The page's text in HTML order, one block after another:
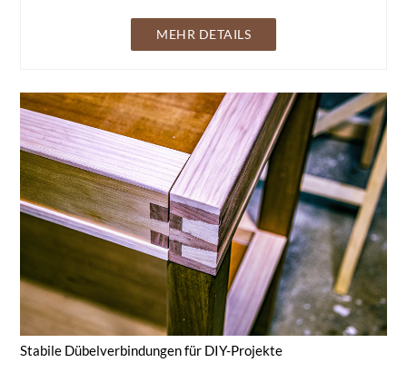
MEHR DETAILS
Stabile Dübelverbindungen für DIY-Projekte